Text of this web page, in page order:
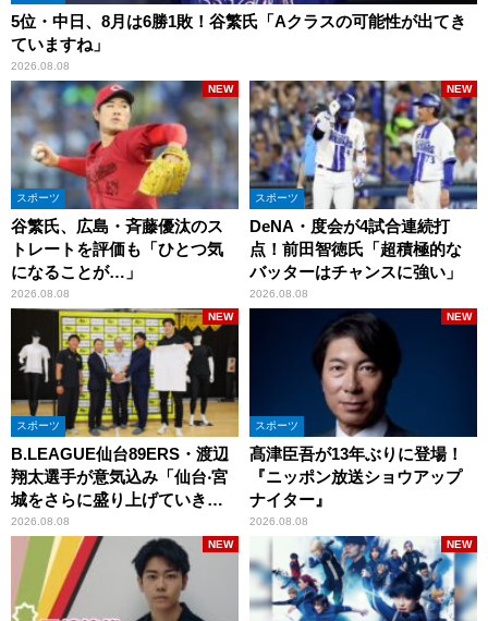
5位・中日、8月は6勝1敗！谷繁氏「Aクラスの可能性が出てき
ていますね」
2026.08.08
スポーツ
谷繁氏、広島・斉藤優汰のス
トレートを評価も「ひとつ気
になることが…」
2026.08.08
NEW
スポーツ
DeNA・度会が4試合連続打
点！前田智徳氏「超積極的な
バッターはチャンスに強い」
2026.08.08
NEW
スポーツ
B.LEAGUE仙台89ERS・渡辺
翔太選手が意気込み「仙台‧宮
城をさらに盛り上げていきた
いです」
2026.08.08
NEW
スポーツ
髙津臣吾が13年ぶりに登場！
『ニッポン放送ショウアップ
ナイター』
2026.08.08
NEW
NEW NEW